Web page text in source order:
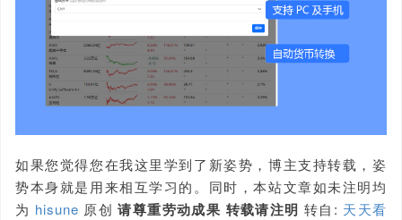
如果您觉得您在我这里学到了新姿势，博主支持转载，姿
势本身就是用来相互学习的。同时，本站文章如未注明均
为 hisune 原创请尊重劳动成果 转载请注明 转自: 天天看